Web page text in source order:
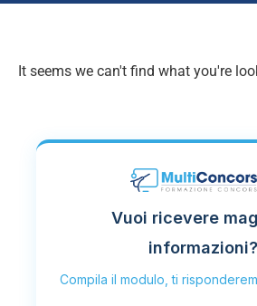
It seems we can't find what you're
Vuoi ricevere
informazioni?
Compila il modulo, ti